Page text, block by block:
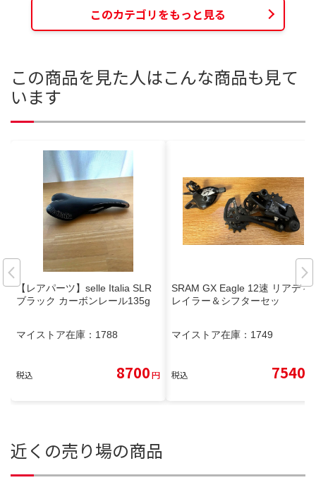
このカテゴリをもっと見る
この商品を見た人はこんな商品も見て
います
【レアパーツ】selle Italia SLR
ブラック カーボンレール135g
マイストア在庫： 1788
税込 8700円
SRAM GX Eagle 12速 リアディ
レイラー＆シフターセッ
マイストア在庫： 1749
税込 7540
近くの売り場の商品